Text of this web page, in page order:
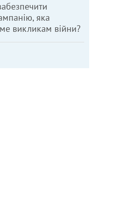
яка
викликам війни?